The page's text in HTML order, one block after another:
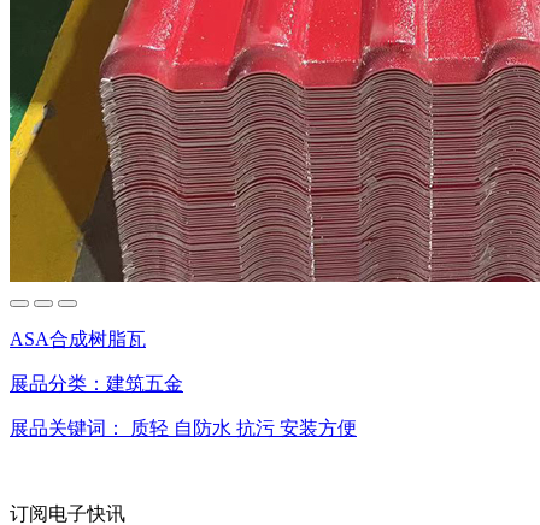
ASA合成树脂瓦
展品分类： 建筑五金
展品关键词： 质轻 自防水 抗污 安装方便
订阅电子快讯